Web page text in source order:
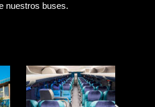
nuestros buses.